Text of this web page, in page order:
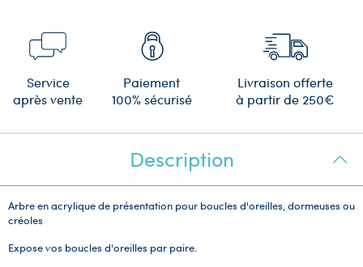
Service
après vente
Paiement
100% sécurisé
Livraison offerte
à partir de 250€
Description
Arbre en acrylique de présentation pour boucles d'oreilles, dormeuses ou
créoles
Expose vos boucles d'oreilles par paire.